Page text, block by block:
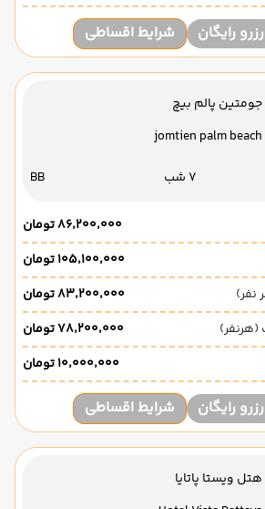
رایگان شرایط اقساطی
جومتین پالم بیچ
jomtien palm beach
7 شب BB
۸۶٬۲۰۰٬۰۰۰ تومان
۱۰۵٬۱۰۰٬۰۰۰ تومان
نفر)
۸۳٬۲۰۰٬۰۰۰ تومان
۷۸٬۲۰۰٬۰۰۰ تومان
۱۰٬۰۰۰٬۰۰۰ تومان
رایگان شرایط اقساطی
هتل ویستا پاتایا